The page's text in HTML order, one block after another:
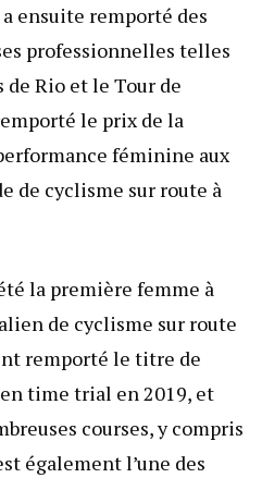
ensuite remporté des
professionnelles telles
de Rio et le Tour de
le prix de la
féminine aux
de cyclisme sur route à
la première femme à
de cyclisme sur route
remporté le titre de
time trial en 2019, et
courses, y compris
également l’une des